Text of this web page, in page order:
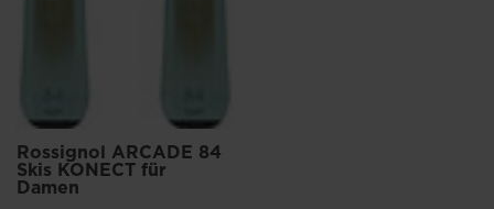
Rossignol ARCADE 84
Skis KONECT für
Damen